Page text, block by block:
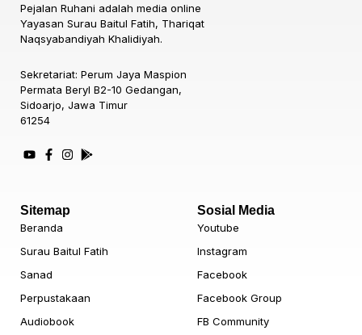
Pejalan Ruhani adalah media online
Yayasan Surau Baitul Fatih, Thariqat
Naqsyabandiyah Khalidiyah.
Sekretariat: Perum Jaya Maspion
Permata Beryl B2-10 Gedangan,
Sidoarjo, Jawa Timur
61254
Sitemap
Beranda
Surau Baitul Fatih
Sanad
Perpustakaan
Audiobook
Sosial Media
Youtube
Instagram
Facebook
Facebook Group
FB Community